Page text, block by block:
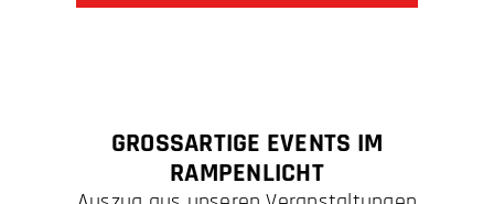
GROSSARTIGE EVENTS IM
RAMPENLICHT